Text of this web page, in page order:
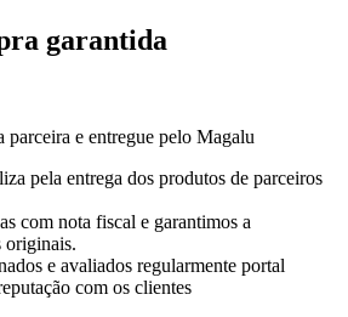
garantida
e entregue pelo Magalu
pela entrega dos produtos de parceiros
com nota fiscal e garantimos a
originais.
e avaliados regularmente portal
com os clientes